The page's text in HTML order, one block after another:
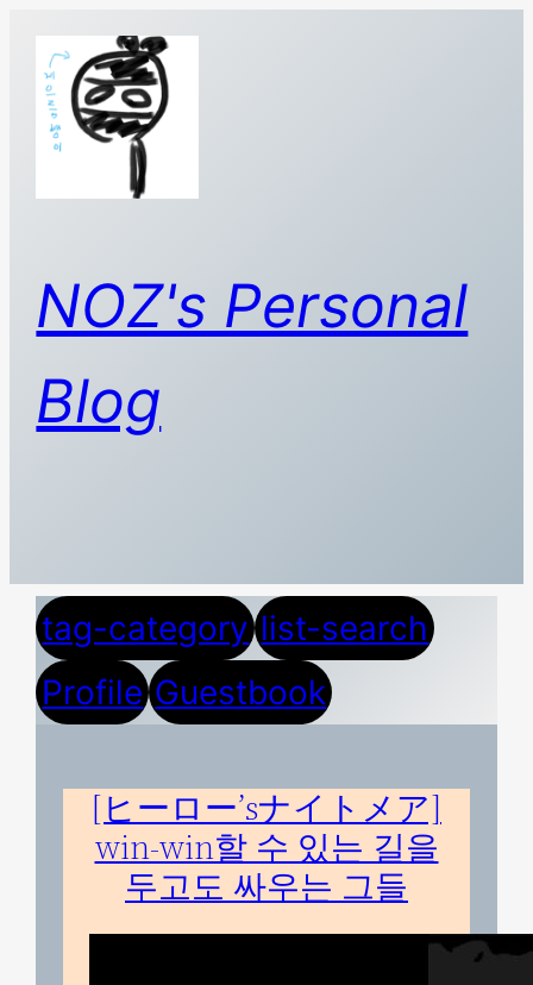
NOZ's Personal
Blog
tag-category list-search
Profile Guestbook
[ヒーロー’sナイトメア]
win-win할 수 있는 길을
두고도 싸우는 그들